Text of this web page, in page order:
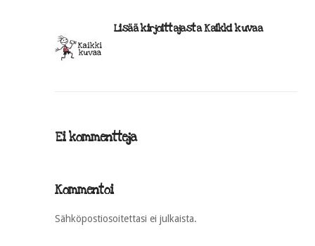
Lisää kirjoittajasta Kaikki kuvaa
Ei kommentteja
Kommentoi
Sähköpostiosoitettasi ei julkaista.